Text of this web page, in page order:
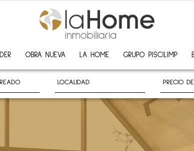
OBRA NUEVA LA HOME GRUPO PISCILIMP